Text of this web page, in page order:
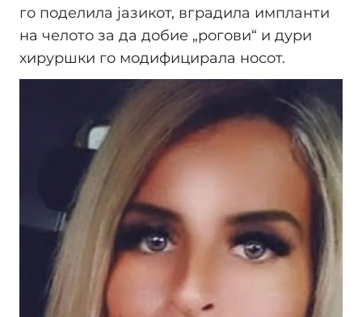
го поделила јазикот, вградила импланти
на челото за да добие „рогови“ и дури
хируршки го модифицирала носот.